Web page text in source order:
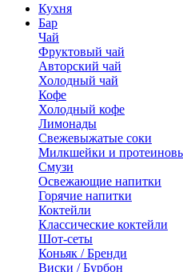
Кухня
Бар
Чай
Фруктовый чай
Авторский чай
Холодный чай
Кофе
Холодный кофе
Лимонады
Свежевыжатые соки
Милкшейки и
Смузи
Освежающие напитки
Горячие напитки
Коктейли
Классические коктейли
Шот-сеты
Коньяк / Бренди
Виски / Бурбон